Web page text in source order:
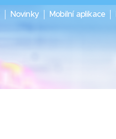
Novinky Mobilní aplikace